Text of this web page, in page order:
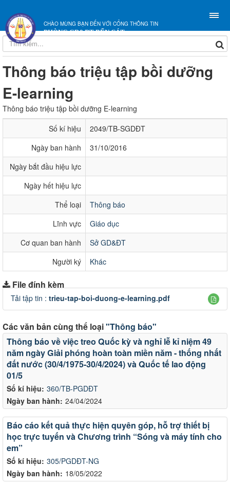
CHÀO MỪNG BẠN ĐẾN VỚI CỔNG THÔNG TIN
PHÒNG GD&ĐT BẾN CÁT
Thông báo triệu tập bồi dưỡng
E-learning
Thông báo triệu tập bồi dưỡng E-learning
Số kí hiệu
2049/TB-SGDĐT
Ngày ban hành
31/10/2016
Ngày bắt đầu hiệu lực
Ngày hết hiệu lực
Thể loại
Thông báo
Lĩnh vực
Giáo dục
Cơ quan ban hành
Sở GD&ĐT
Người ký
Khác
File đính kèm
Tải tập tin : trieu-tap-boi-duong-e-learning.pdf
Các văn bản cùng thể loại"Thông báo"
Số kí hiệu: 360/TB-PGDĐT
Ngày ban hành: 24/04/2024
Thông báo về việc treo Quốc kỳ và nghỉ lễ kỉ niệm 49
năm ngày Giải phóng hoàn toàn miền năm - thống nhất
đất nước (30/4/1975-30/4/2024) và Quốc tế lao động
01/5
Số kí hiệu: 305/PGDĐT-NG
Ngày ban hành: 18/05/2022
Báo cáo kết quả thực hiện quyên góp, hỗ trợ thiết bị
học trực tuyến và Chương trình “Sóng và máy tính cho
em”